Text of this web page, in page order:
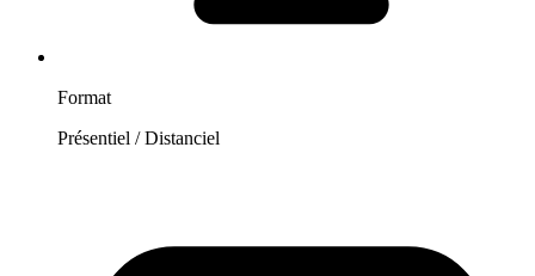
Format
Présentiel / Distanciel